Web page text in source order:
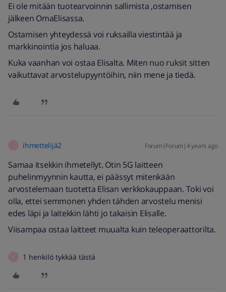
Ei ole mitään tuotearvoinnin sallimista ,ostamisen
jälkeen OmaElisassa.
Ostamisen yhteydessä voi ruksailla viestintää ja
markkinointia jos haluaa.
Kuka vaanhan voi ostaa Elisalta. Miten nuo ruksit sitten
vaikuttavat arvostelupyyntöihin, niin mene ja tiedä.
ihmettelijä2 Forum|Forum|4 years ago
Samaa itsekkin ihmetellyt. Otin 5G laitteen
puhelinmyynnin kautta, ei päässyt mitenkään
arvostelemaan tuotetta Elisan verkkokauppaan. Toki voi
olla, ettei semmonen yhden tähden arvostelu menisi
edes läpi ja laitekkin lähti jo takaisin Elisalle.
Viisampaa ostaa laitteet muualta kuin teleoperaattorilta.
1 henkilö tykkää tästä